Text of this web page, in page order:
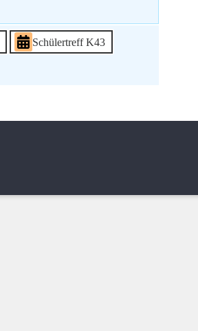
Schülertreff K43